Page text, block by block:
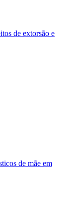
de extorsão e
de mãe em